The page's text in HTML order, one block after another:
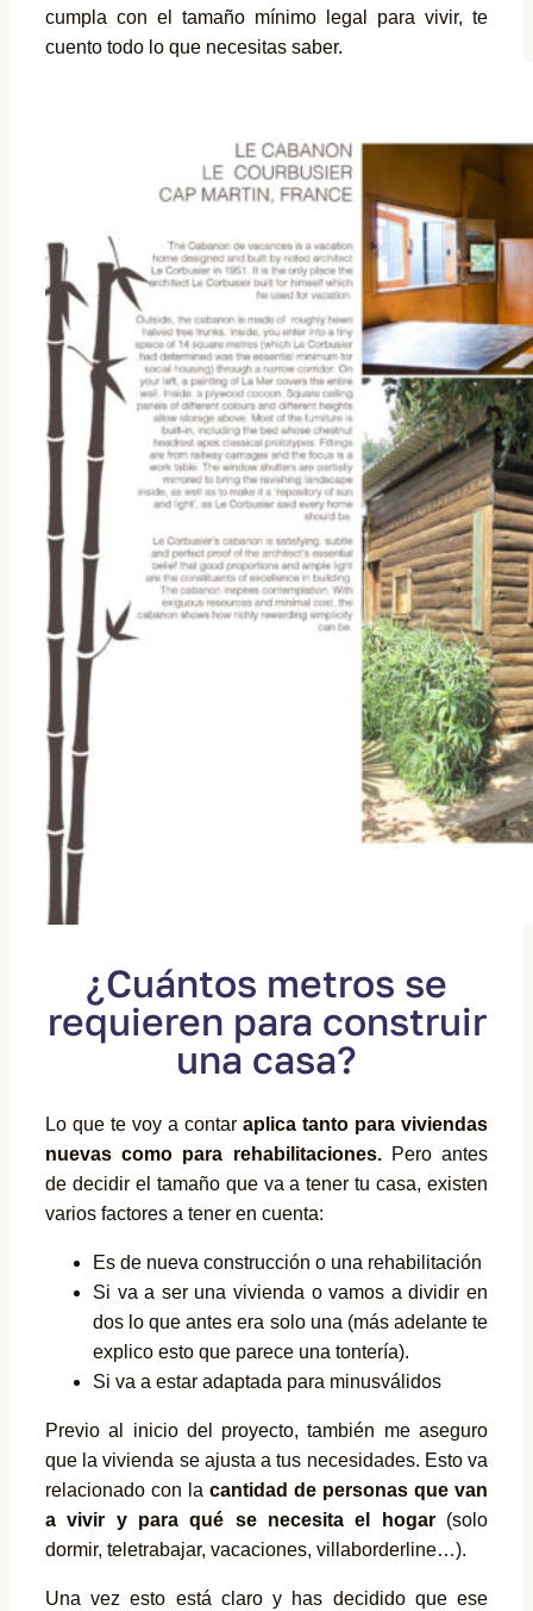
cumpla con el tamaño mínimo legal para vivir, te
cuento todo lo que necesitas saber.
¿Cuántos metros se
requieren para construir
una casa?
Lo que te voy a contar aplica tanto para viviendas
nuevas como para rehabilitaciones.Pero antes
de decidir el tamaño que va a tener tu casa, existen
varios factores a tener en cuenta:
Es de nueva construcción o una rehabilitación
Si va a ser una vivienda o vamos a dividir en
dos lo que antes era solo una (más adelante te
explico esto que parece una tontería).
Si va a estar adaptada para minusválidos
Previo al inicio del proyecto, también me aseguro
que la vivienda se ajusta a tus necesidades. Esto va
relacionado con la cantidad de personas que van
a vivir y para qué se necesita el hogar(solo
dormir, teletrabajar, vacaciones, villaborderline…).
Una vez esto está claro y has decidido que ese